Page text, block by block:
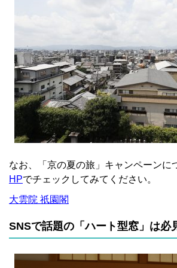
なお、「京の夏の旅」キャンペーンに
HPでチェックしてみてください。
大雲院 祇園閣
SNSで話題の「ハート型窓」は必